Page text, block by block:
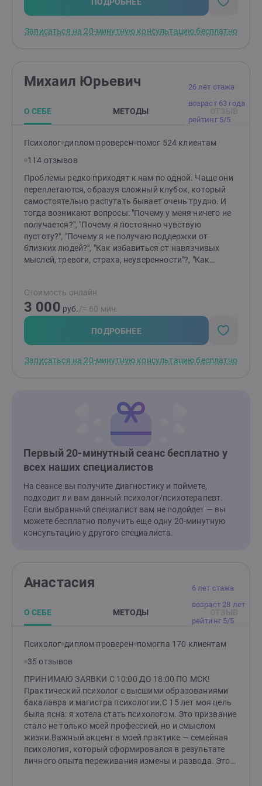
осознанности, поиска внутренних ценностей и
CFT (ТФС) - это помочь клиентам изменить их
Принятие и Осознанность для развития
человеку действовать в соответствии со своими
ценностями.Считаю, что моя задача — дать вам
собственной жизни. "Если бы не твоя боль, что бы ты
Записаться на 20-минутную консультацию бесплатно
26 лет стажа
возраст 63 года
рейтинг 5/5
Михаил Юрьевич
О СЕБЕ МЕТОДЫ
Психолог диплом проверен помог 524 клиентам
114 отзывов
Проблемы редко приходят к нам по одной. Чаще они
переплетаются, образуя сложный клубок, который
самостоятельно распутать бывает очень трудно. И
тогда возникают вопросы: "Почему у меня ничего не
получается?", "Почему я постоянно чувствую
пустоту?", "Почему я не получаю поддержки от
близких людей?", "Как избавиться от навязчивых
мыслей, тревоги, страха, неуверенности"?, "Как
клубок, найти причину "негативных сценариев",
научиться понимать себя и свои состояния,
выстраивать здоровые отношения с близкими
людьми и окружающими, выйти из замкнутого круга,
делать свою жизнь лучше и получать от нее
поддержка, понимание, принятие, осознание.
Стоимость онлайн
3 000 руб. /≈ 60 мин.
ПОДРОБНЕЕ
Записаться на 20-минутную консультацию бесплатно
Первый 20-минутный сеанс бесплатно у
всех наших специалистов
На сеансе вы получите диагностику и поймете,
подходит ли вам данный психолог/психотерапевт.
Если выбранный специалист вам не подойдет — вы
можете бесплатно получить еще одну 20-минутную
консультацию у другого специалиста.
6 лет стажа
возраст 28 лет
рейтинг 5/5
Анастасия
О СЕБЕ МЕТОДЫ
Психолог диплом проверен помогла 170 клиентам
35 отзывов
ПРИНИМАЮ ЗАЯВКИ С 10:00 ДО 18:00 ПО МСК!
Практический психолог с высшими образованиями
бакалавра и магистра психологии.С 15 лет моя цель
была ясна: я хотела стать психологом. Это призвание
стало не только моей профессией, но и смыслом
жизни.Важный акцент в моей практике — семейная
психология, который сформировался в результате
личного опыта переживания измены и развода. Этот